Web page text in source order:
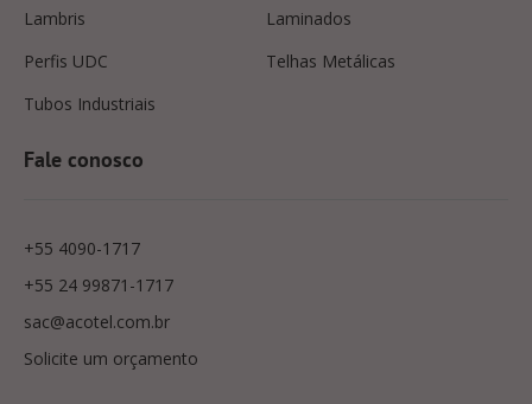
Lambris
Laminados
Perfis UDC
Telhas Metálicas
Tubos Industriais
Fale conosco
+55 4090-1717
+55 24 99871-1717
sac@acotel.com.br
Solicite um orçamento